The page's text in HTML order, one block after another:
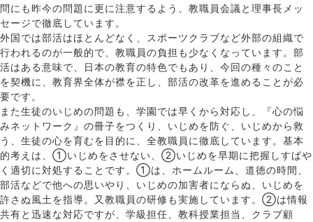
問にも昨今の問題に更に注意するよう、教職員会議と理事長メッ
セージで徹底しています。
外国では部活はほとんどなく、スポーツクラブなど外部の組織で
行われるのが一般的で、教職員の負担も少なくなっています。部
活はある意味で、日本の教育の特色でもあり、今回の種々のこと
を契機に、教育界全体が襟を正し、部活の改革を進めることが必
要です。
また生徒のいじめの問題も、学園では早くから対応し、『心の悩
みネットワーク』の冊子をつくり、いじめを防ぐ、いじめから救
う、生徒の心を育むを目的に、全教職員に徹底しています。基本
的考えは、①いじめをさせない、②いじめを早期に把握しすばや
く適切に対処することです。①は、ホームルーム、道徳の時間、
部活などで他への思いやり、いじめの加害者にならぬ、いじめを
許さぬ風土を指導。又教職員の研修も実施しています。②は情報
共有と迅速な対応ですが、学級担任、教科授業担当、クラブ顧